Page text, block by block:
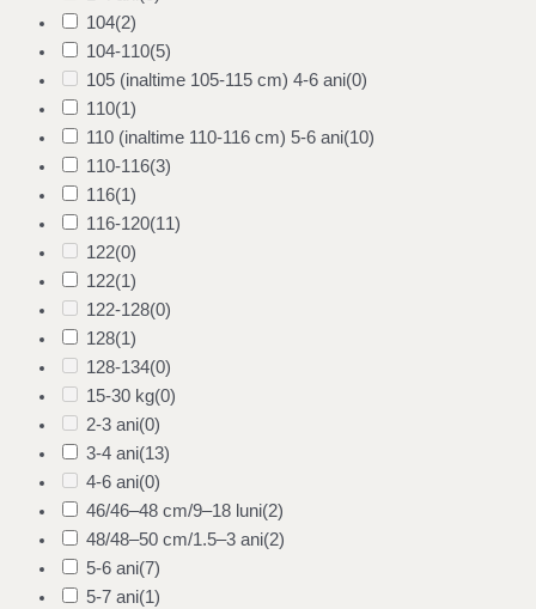
104(2)
104-110(5)
105 (inaltime 105-115 cm) 4-6 ani(0)
110(1)
110 (inaltime 110-116 cm) 5-6 ani(10)
110-116(3)
116(1)
116-120(11)
122(0)
122(1)
122-128(0)
128(1)
128-134(0)
15-30 kg(0)
2-3 ani(0)
3-4 ani(13)
4-6 ani(0)
46/46–48 cm/9–18 luni(2)
48/48–50 cm/1.5–3 ani(2)
5-6 ani(7)
5-7 ani(1)